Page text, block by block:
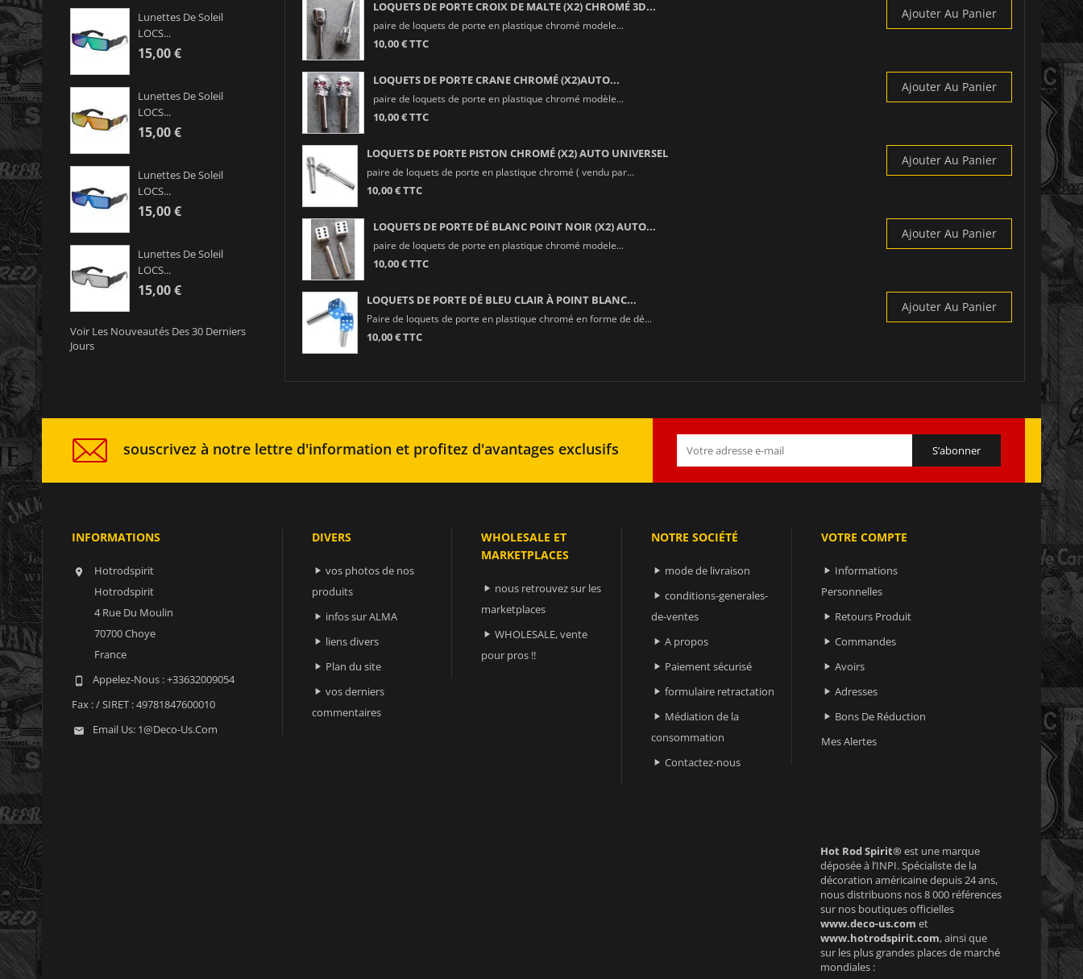
Lunettes De Soleil
LOCS...
15,00 €
Lunettes De Soleil
LOCS...
15,00 €
Lunettes De Soleil
LOCS...
15,00 €
Lunettes De Soleil
LOCS...
15,00 €
Voir Les Nouveautés Des 30 Derniers
Jours
LOQUETS DE PORTE CROIX DE MALTE (X2) CHROMÉ 3D...
paire de loquets de porte en plastique chromé modele...
10,00 € TTC
Ajouter Au Panier
LOQUETS DE PORTE CRANE CHROMÉ (X2)AUTO...
paire de loquets de porte en plastique chromé modèle...
10,00 € TTC
Ajouter Au Panier
LOQUETS DE PORTE PISTON CHROMÉ (X2) AUTO UNIVERSEL
paire de loquets de porte en plastique chromé ( vendu par...
10,00 € TTC
Ajouter Au Panier
LOQUETS DE PORTE DÉ BLANC POINT NOIR (X2) AUTO...
paire de loquets de porte en plastique chromé modele...
10,00 € TTC
Ajouter Au Panier
LOQUETS DE PORTE DÉ BLEU CLAIR À POINT BLANC...
Paire de loquets de porte en plastique chromé en forme de dé...
10,00 € TTC
Ajouter Au Panier
souscrivez à notre lettre d'information et profitez d'avantages exclusifs
INFORMATIONS

Hotrodspirit
Hotrodspirit
4 Rue Du Moulin
70700 Choye
France
 Appelez-Nous :+33632009054
Fax :/ SIRET : 49781847600010
 Email Us: 1@deco-Us.com
DIVERS
 vos photos de nos
produits
 infos sur ALMA
 liens divers
 Plan du site
 vos derniers
commentaires
WHOLESALE ET
MARKETPLACES
 nous retrouvez sur les
marketplaces
 WHOLESALE, vente
pour pros !!
NOTRE SOCIÉTÉ
 mode de livraison
 conditions-generales-
de-ventes
 A propos
 Paiement sécurisé
 formulaire retractation
 Médiation de la
consommation
 Contactez-nous
VOTRE COMPTE
 Informations
Personnelles
 Retours Produit
 Commandes
 Avoirs
 Adresses
 Bons De Réduction
Mes Alertes
Hot Rod Spirit®est une marque
déposée à l’INPI. Spécialiste de la
décoration américaine depuis 24 ans,
nous distribuons nos 8 000 références
sur nos boutiques officielles
www.deco-us.com et
www.hotrodspirit.com, ainsi que
sur les plus grandes places de marché
mondiales :